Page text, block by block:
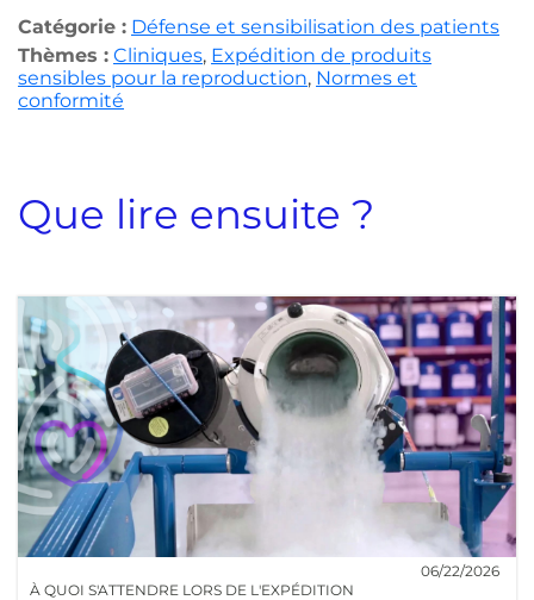
Catégorie : Défense et sensibilisation des patients
Thèmes : Cliniques, Expédition de produits
sensibles pour la reproduction, Normes et
conformité
Que lire ensuite ?
À QUOI S'ATTENDRE LORS DE L'EXPÉDITION
06/22/2026